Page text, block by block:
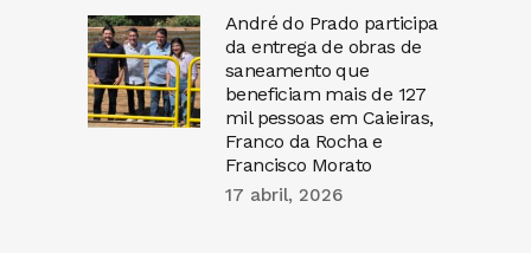
André do Prado participa
da entrega de obras de
saneamento que
beneficiam mais de 127
mil pessoas em Caieiras,
Franco da Rocha e
Francisco Morato
17 abril, 2026